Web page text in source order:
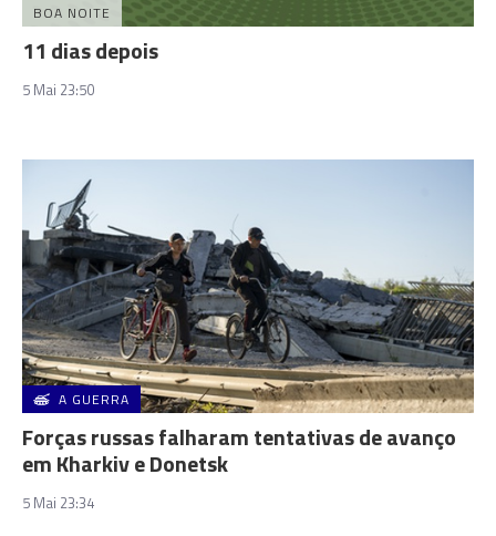
BOA NOITE
11 dias depois
5 Mai 23:50
A GUERRA
Forças russas falharam tentativas de avanço
em Kharkiv e Donetsk
5 Mai 23:34